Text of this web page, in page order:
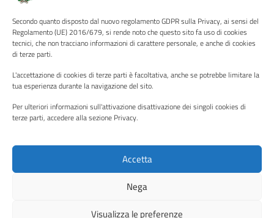
Secondo quanto disposto dal nuovo regolamento GDPR sulla Privacy, ai sensi del
Regolamento (UE) 2016/679, si rende noto che questo sito fa uso di cookies
tecnici, che non tracciano informazioni di carattere personale, e anche di cookies
di terze parti.
L'accettazione di cookies di terze parti è facoltativa, anche se potrebbe limitare la
tua esperienza durante la navigazione del sito.
Per ulteriori informazioni sull'attivazione disattivazione dei singoli cookies di
terze parti, accedere alla sezione Privacy.
Accetta
Nega
Visualizza le preferenze
Albo pretorio
Informativa privacy
Note legali
Piano di miglioramento del sito
Instagram